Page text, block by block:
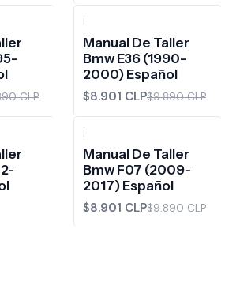
CLP
|
Manual De Taller
Bmw E36 (1990-
2000) Español
$8.901 CLP$9.890 CLP
|
Manual De Taller
Bmw F07 (2009-
2017) Español
$8.901 CLP$9.890 CLP